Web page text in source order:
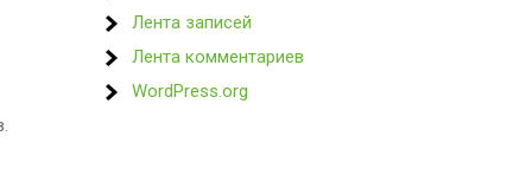
Лента записей
Лента комментариев
WordPress.org